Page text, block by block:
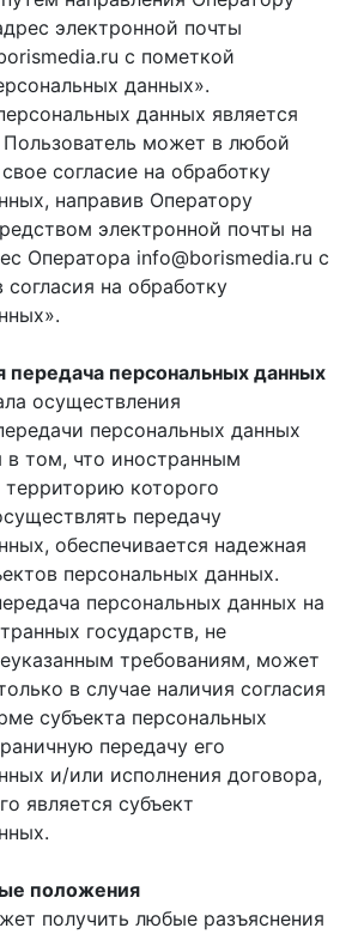
электронной почты
с пометкой
данных».
данных является
может в любой
согласие на обработку
направив Оператору
электронной почты на
Оператора info@borismedia.ru с
на обработку
передача персональных данных
осуществления
персональных данных
в том, что иностранным
территорию которого
передачу
обеспечивается надежная
персональных данных.
персональных данных на
государств, не
требованиям, может
в случае наличия согласия
субъекта персональных
передачу его
и/или исполнения договора,
является субъект
положения
получить любые разъяснения